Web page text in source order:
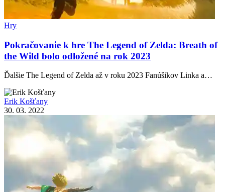
Hry
Pokračovanie k hre The Legend of Zelda: Breath of
the Wild bolo odložené na rok 2023
Ďalšie The Legend of Zelda až v roku 2023 Fanúšikov Linka a…
Erik Košťany
30. 03. 2022